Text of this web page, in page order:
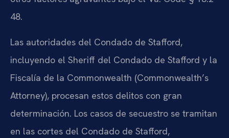
48.
Las autoridades del Condado de Stafford,
incluyendo el Sheriff del Condado de Stafford y la
Fiscalía de la Commonwealth (Commonwealth’s
Attorney), procesan estos delitos con gran
determinación. Los casos de secuestro se tramitan
en las cortes del Condado de Stafford,